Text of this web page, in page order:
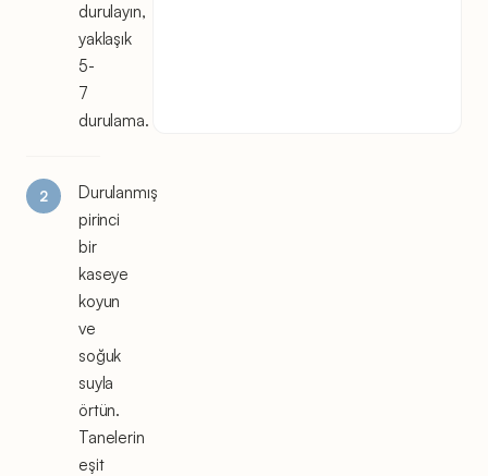
durulayın,
yaklaşık
5-
7
durulama.
Durulanmış
pirinci
bir
kaseye
koyun
ve
soğuk
suyla
örtün.
Tanelerin
eşit